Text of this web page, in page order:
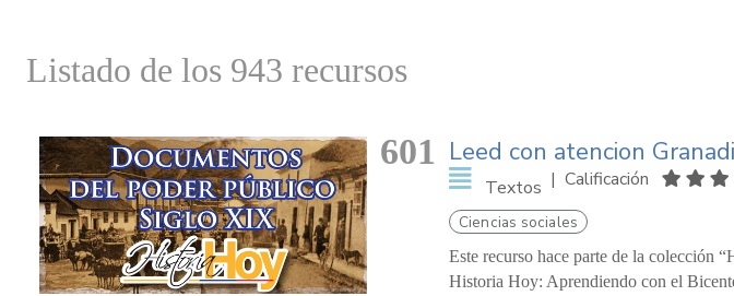
Listado de los 943 recursos
601 Leed con atencion
Textos | Calificación
Ciencias sociales
Este recurso hace parte de la colección
Historia Hoy: Aprendiendo con el